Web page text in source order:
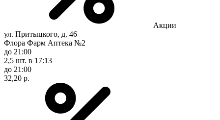
Акции
ул. Притыцкого, д. 46
Флора Фарм Аптека №2
до 21:00
2,5 шт. в 17:13
до 21:00
32,20 р.